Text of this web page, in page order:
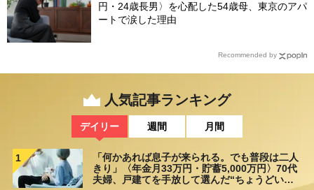
円・24歳長男〉を心配した54歳母、東京のアパ
ートで涙した理由
Recommended by
人気記事ランキング
デイリー 週間 月間
1
「何かあれば息子が来られる。でも普段は二人
きり」〈年金月33万円・貯蓄5,000万円〉70代
夫婦、戸建てを手放して選んだ“ちょうどいい